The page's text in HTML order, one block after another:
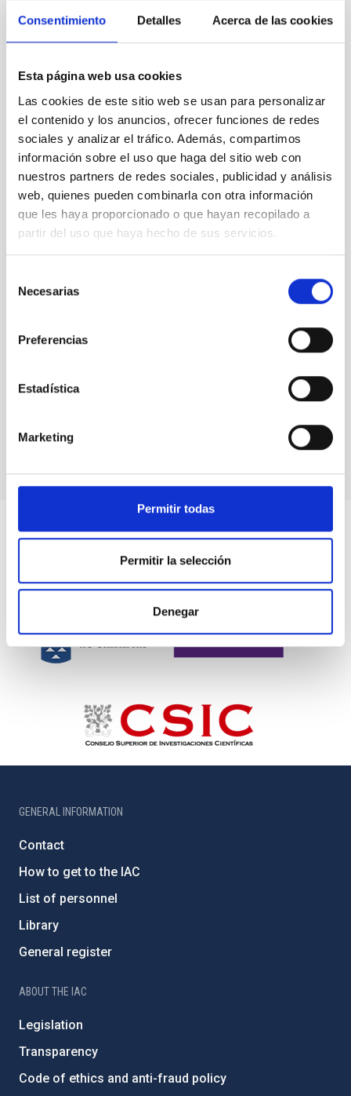
Consentimiento Detalles Acerca de las cookies
Esta página web usa cookies
Las cookies de este sitio web se usan para personalizar
el contenido y los anuncios, ofrecer funciones de redes
sociales y analizar el tráfico. Además, compartimos
información sobre el uso que haga del sitio web con
nuestros partners de redes sociales, publicidad y análisis
web, quienes pueden combinarla con otra información
que les haya proporcionado o que hayan recopilado a
partir del uso que haya hecho de sus servicios.
Necesarias
Preferencias
Estadística
Marketing
Permitir todas
Permitir la selección
Denegar
Future Instruments for the Telescopes at the
Observatorios de Canarias
NRT Gallery
GENERAL INFORMATION
Contact
How to get to the IAC
List of personnel
Library
General register
ABOUT THE IAC
Legislation
Transparency
Code of ethics and anti-fraud policy